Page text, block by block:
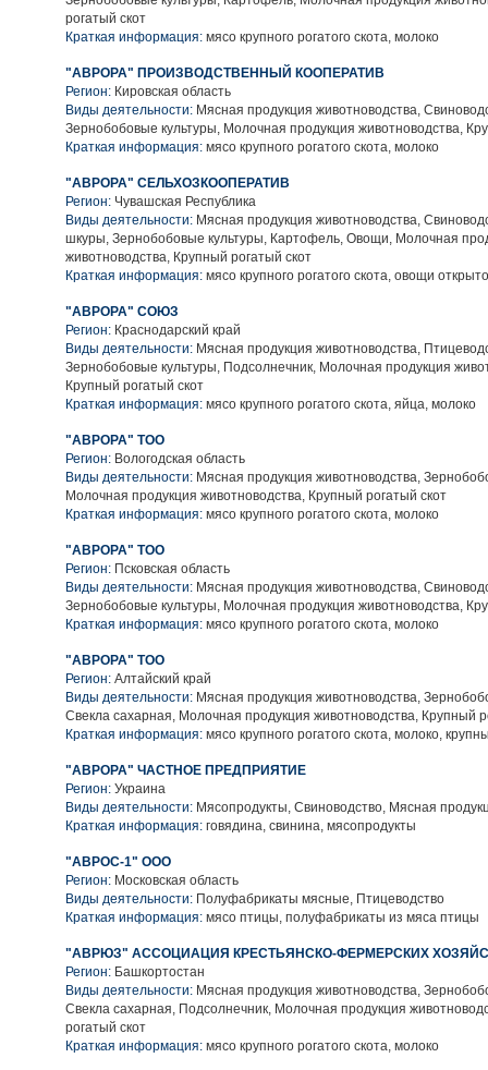
рогатый скот
Краткая информация: мясо крупного рогатого скота, молоко
"АВРОРА" ПРОИЗВОДСТВЕННЫЙ КООПЕРАТИВ
Регион: Кировская область
Виды деятельности: Мясная продукция животноводства,
Зернобобовые культуры, Молочная продукция животноводства,
Краткая информация: мясо крупного рогатого скота, молоко
"АВРОРА" СЕЛЬХОЗКООПЕРАТИВ
Регион: Чувашская Республика
Виды деятельности: Мясная продукция животноводства,
шкуры, Зернобобовые культуры, Картофель, Овощи, Молочная
животноводства, Крупный рогатый скот
Краткая информация: мясо крупного рогатого скота, овощи
"АВРОРА" СОЮЗ
Регион: Краснодарский край
Виды деятельности: Мясная продукция животноводства,
Зернобобовые культуры, Подсолнечник, Молочная продукция
Крупный рогатый скот
Краткая информация: мясо крупного рогатого скота, яйца, молоко
"АВРОРА" ТОО
Регион: Вологодская область
Виды деятельности: Мясная продукция животноводства,
Молочная продукция животноводства, Крупный рогатый скот
Краткая информация: мясо крупного рогатого скота, молоко
"АВРОРА" ТОО
Регион: Псковская область
Виды деятельности: Мясная продукция животноводства,
Зернобобовые культуры, Молочная продукция животноводства,
Краткая информация: мясо крупного рогатого скота, молоко
"АВРОРА" ТОО
Регион: Алтайский край
Виды деятельности: Мясная продукция животноводства,
Свекла сахарная, Молочная продукция животноводства, Крупный
Краткая информация: мясо крупного рогатого скота, молоко,
"АВРОРА" ЧАСТНОЕ ПРЕДПРИЯТИЕ
Регион: Украина
Виды деятельности: Мясопродукты, Свиноводство, Мясная
Краткая информация: говядина, свинина, мясопродукты
"АВРОС-1" ООО
Регион: Московская область
Виды деятельности: Полуфабрикаты мясные, Птицеводство
Краткая информация: мясо птицы, полуфабрикаты из мяса птицы
"АВРЮЗ" АССОЦИАЦИЯ КРЕСТЬЯНСКО-ФЕРМЕРСКИХ
Регион: Башкортостан
Виды деятельности: Мясная продукция животноводства,
Свекла сахарная, Подсолнечник, Молочная продукция
рогатый скот
Краткая информация: мясо крупного рогатого скота, молоко